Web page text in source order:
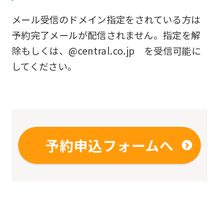
メール受信のドメイン指定をされている方は
予約完了メールが配信されません。指定を解
除もしくは、@central.co.jp を受信可能に
してください。
予約申込フォームへ
before
using
the